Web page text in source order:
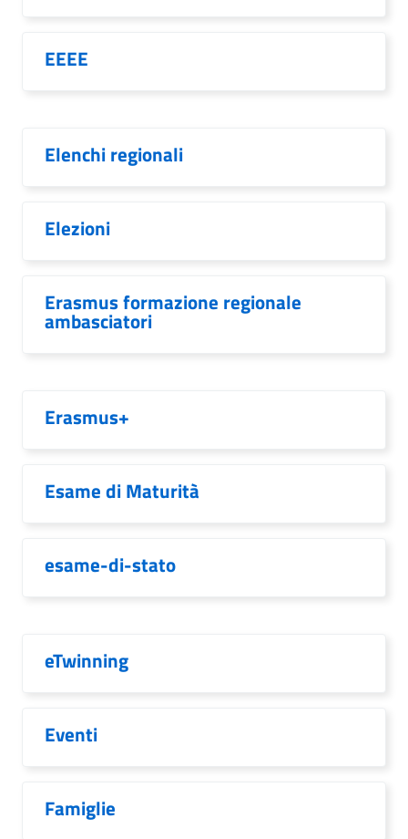
EEEE
Elenchi regionali
Elezioni
Erasmus formazione regionale
ambasciatori
Erasmus+
Esame di Maturità
esame-di-stato
eTwinning
Eventi
Famiglie